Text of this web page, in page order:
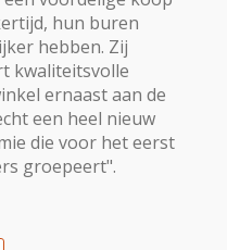
hun buren
hebben. Zij
kwaliteitsvolle
ernaast aan de
een heel nieuw
die voor het eerst
groepeert".